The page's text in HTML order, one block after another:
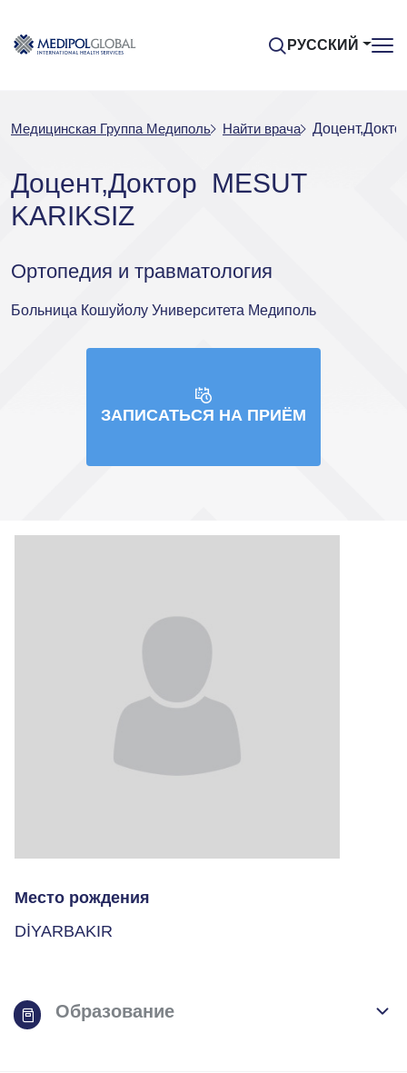
РУССКИЙ
Медицинская Группа Медиполь Найти врача
Доцент,Доктор MESUT
KARIKSIZ
Ортопедия и травматология
Больница Кошуйолу Университета Медиполь
ЗАПИСАТЬСЯ НА ПРИЁМ
Место рождения
DİYARBAKIR
Образование